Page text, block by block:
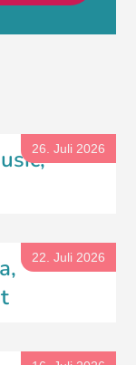
26. Juli 2026
22. Juli 2026